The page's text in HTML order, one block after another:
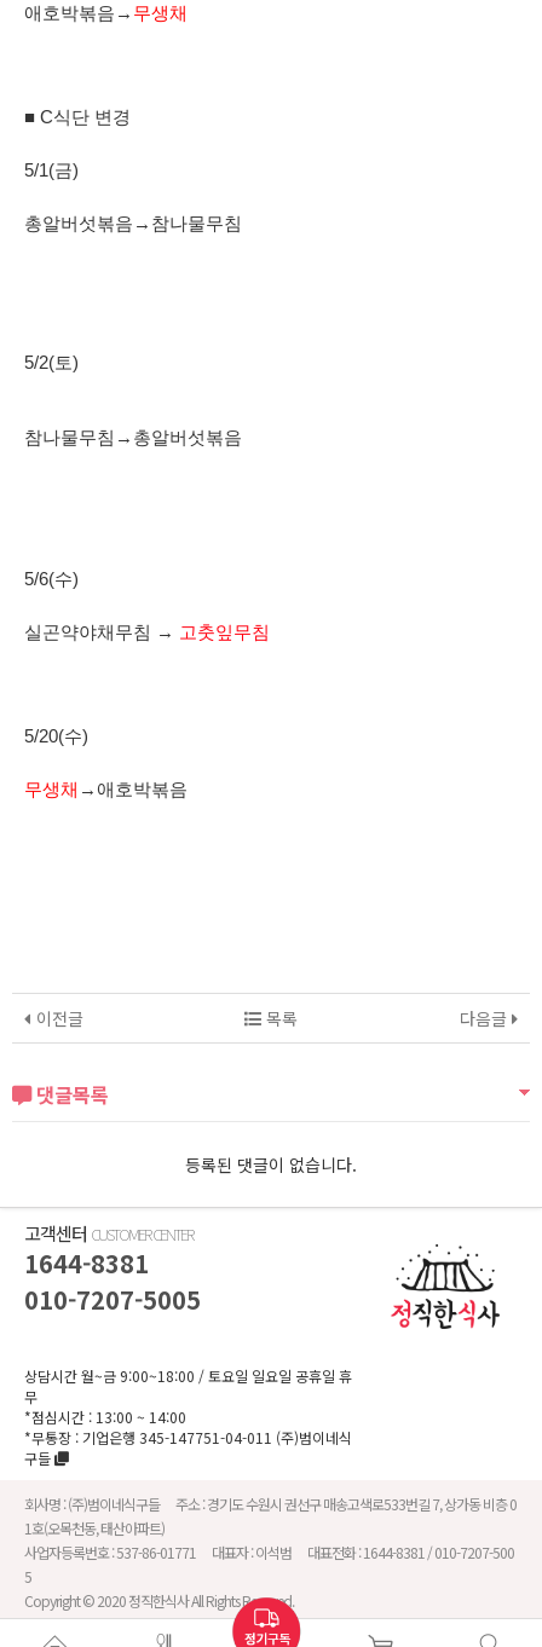
애호박볶음→ 무생채
■ C식단 변경
5/1(금)
총알버섯볶음→참나물무침
5/2(토)
참나물무침→총알버섯볶음
5/6(수)
실곤약야채무침 → 고춧잎무침
5/20(수)
무생채 →애호박볶음
이전글 다음글
목록
댓글목록
등록된 댓글이 없습니다.
고객센터 CUSTOMER CENTER
1644-8381
010-7207-5005
상담시간 월~금 9:00~18:00 / 토요일 일요일 공휴일 휴
무
*점심시간 : 13:00 ~ 14:00
*무통장 :기업은행 345-147751-04-011 (주)범이네식
구들
회사명 :(주)범이네식구들 주소 :경기도 수원시 권선구 매송고색로533번길 7, 상가동 비층 0
1호(오목천동, 태산아파트)
사업자등록번호 :537-86-01771 대표자 :이석범 대표전화 :1644-8381 / 010-7207-500
5
Copyright © 2020 정직한식사 All Rights Reserved.